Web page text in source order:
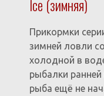
Ice (зимняя)
Прикормки
зимней ловли
холодной в
рыбалки
рыба ещё не